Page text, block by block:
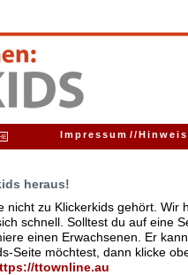
Impressum //
heraus!
nicht zu Klickerkids gehört. Wir
schnell. Solltest du auf eine
einen Erwachsenen. Er
Seite möchtest, dann klicke
ttownline.au